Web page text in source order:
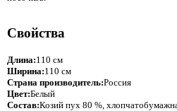
Свойства
Длина:110 см
Ширина:110 см
Страна производитель:Россия
Цвет:Белый
Состав:Козий пух 80 %,